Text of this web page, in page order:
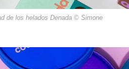
de los helados Denada © Simone